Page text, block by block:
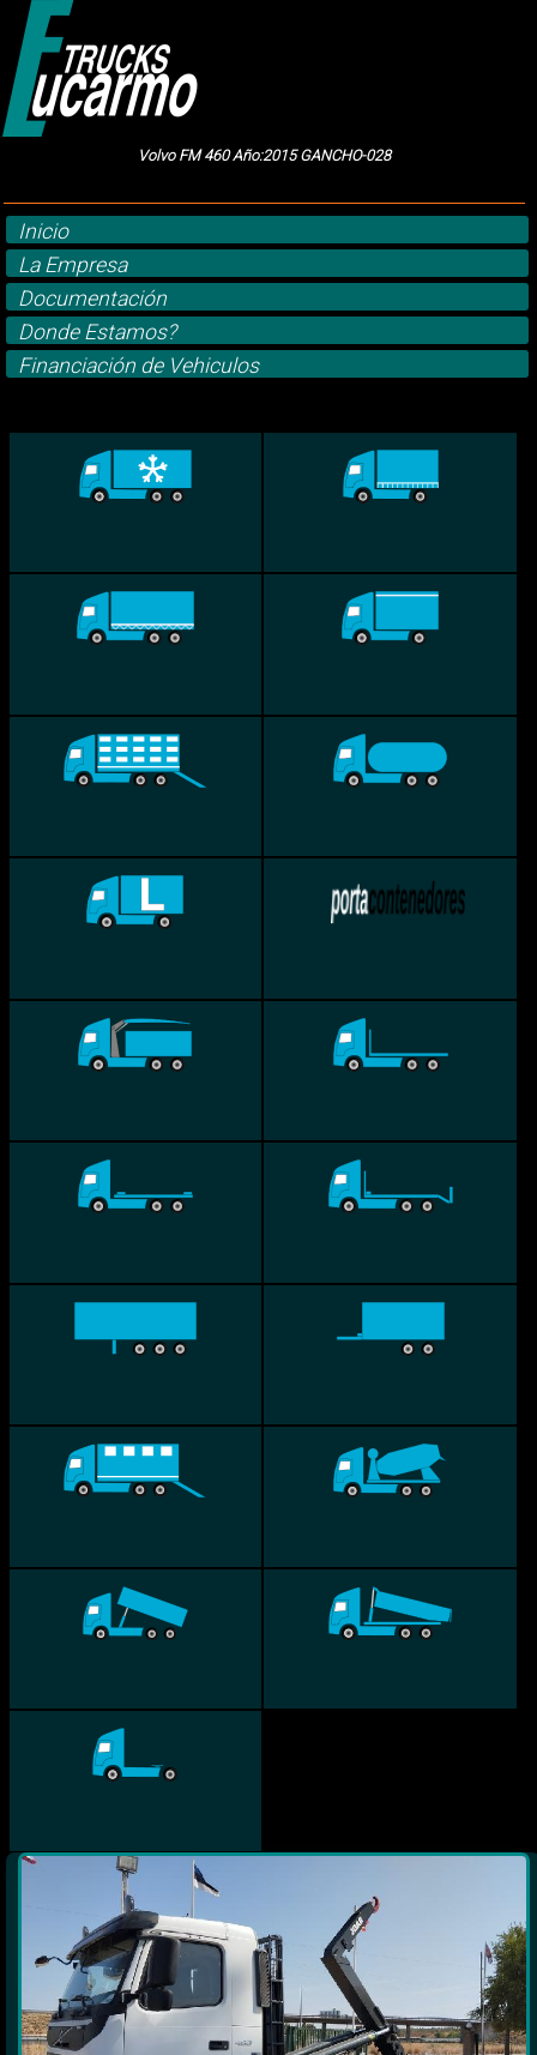
Volvo FM 460 Año:2015 GANCHO-028
Inicio
La Empresa
Documentación
Donde Estamos?
Financiación de Vehiculos